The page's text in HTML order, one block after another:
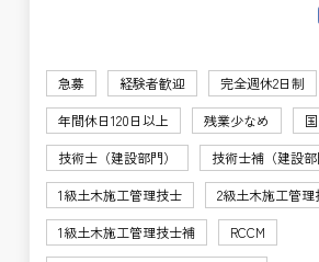
急募 経験者歓迎
完全週休2日制
年間休日120日以上
残業少なめ
技術士（建設部門）
技術士補（建設部
1級土木施工管理技士
2級土木施工管理
1級土木施工管理技士補
RCCM